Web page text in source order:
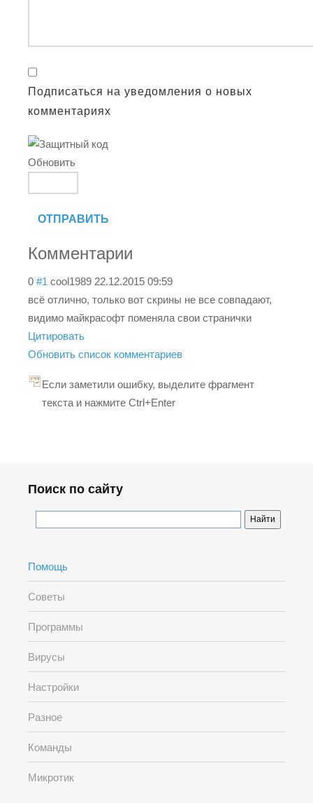
Подписаться на уведомления о новых
комментариях
Обновить
ОТПРАВИТЬ
Комментарии
0 #1 cool1989 22.12.2015 09:59
всё отлично, только вот скрины не все совпадают,
видимо майкрасофт поменяла свои странички
Цитировать
Обновить список комментариев
Если заметили ошибку, выделите фрагмент
текста и нажмите Ctrl+Enter
Поиск по сайту
Помощь
Советы
Программы
Вирусы
Настройки
Разное
Команды
Микротик